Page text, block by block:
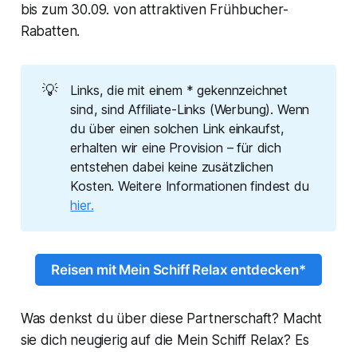
bis zum 30.09. von attraktiven Frühbucher-
Rabatten.
💡
Links, die mit einem * gekennzeichnet
sind, sind Affiliate-Links (Werbung). Wenn
du über einen solchen Link einkaufst,
erhalten wir eine Provision – für dich
entstehen dabei keine zusätzlichen
Kosten. Weitere Informationen findest du
hier.
Reisen mit Mein Schiff Relax entdecken*
Was denkst du über diese Partnerschaft? Macht
sie dich neugierig auf die Mein Schiff Relax? Es